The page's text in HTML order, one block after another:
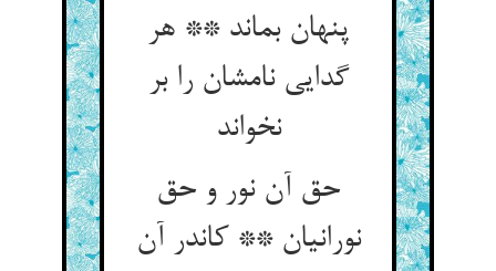
پنهان بماند ** هر
گدایی نامشان را بر
نخواند
حق آن نور و حق
نورانیان ** کاندر آن